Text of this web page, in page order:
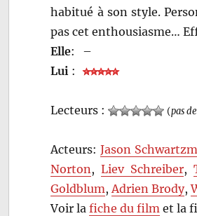
habitué à son style.
pas cet enthousiasme…
Elle:
–
Lui :
Lecteurs : (pas
Acteurs: Jason
Norton ,Liev Schreiber,
Goldblum, Adrien Brody,
Voir lafiche du film et la